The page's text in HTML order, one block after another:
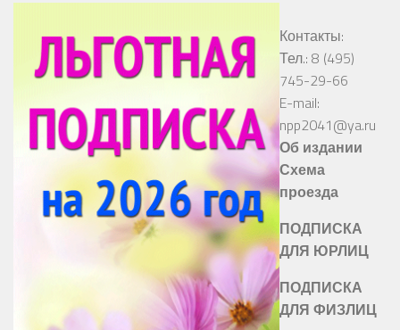
Контакты:
Тел.: 8 (495)
745-29-66
E-mail:
npp2041@ya.ru
Об издании
Схема
проезда
ПОДПИСКА
ДЛЯ ЮРЛИЦ
ПОДПИСКА
ДЛЯ ФИЗЛИЦ